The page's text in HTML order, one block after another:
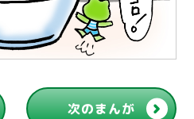
次のまんが